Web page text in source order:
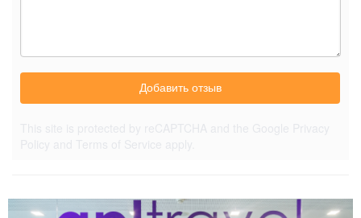
Добавить отзыв